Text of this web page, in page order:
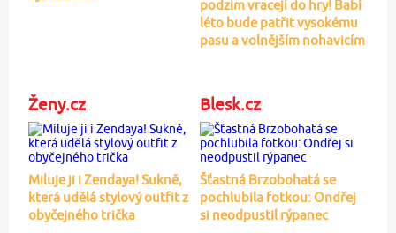
podzim vracejí do hry! Babí
léto bude patřit vysokému
pasu a volnějším nohavicím
Ženy.cz
Miluje ji i Zendaya! Sukně,
která udělá stylový outfit z
obyčejného trička
Blesk.cz
Šťastná Brzobohatá se
pochlubila fotkou: Ondřej
si neodpustil rýpanec